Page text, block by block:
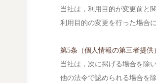
当社は，利用目的が変更前と
利用目的の変更を行った場合
第5条（個人情報の第三者提供
当社は，次に掲げる場合を除
他の法令で認められる場合を除